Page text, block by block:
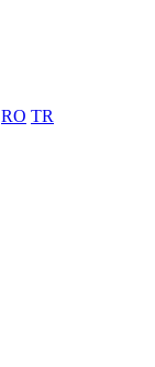
RO TR